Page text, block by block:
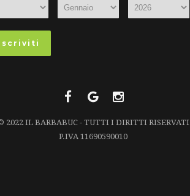
2022 IL BARBABUC - TUTTI I DIRITTI RISERVATI
P.IVA 11690590010